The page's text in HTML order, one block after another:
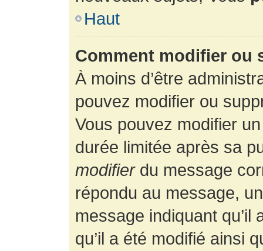
Haut
Comment modifier ou
À moins d’être
pouvez modifier ou
Vous pouvez modifier
durée limitée après sa
modifierdu message
répondu au message,
message indiquant
qu’il a été modifié ainsi